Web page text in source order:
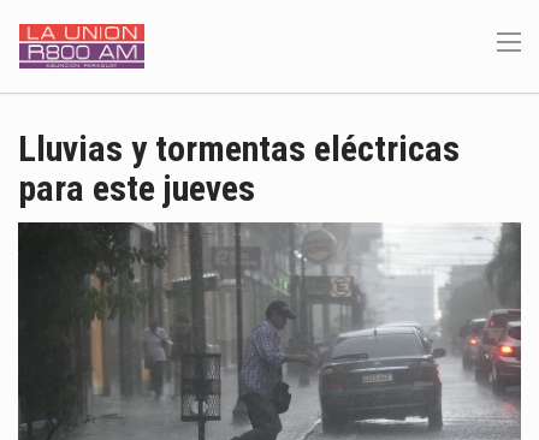
Lluvias y tormentas eléctricas
para este jueves